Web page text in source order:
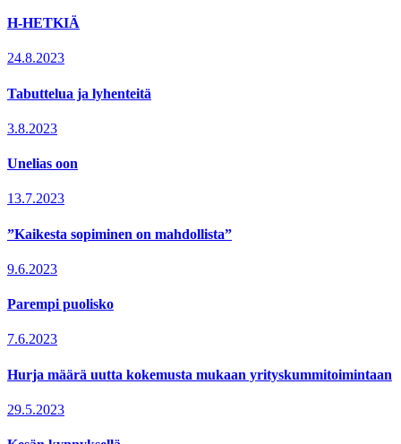
H-HETKIÄ
24.8.2023
Tabuttelua ja lyhenteitä
3.8.2023
Unelias oon
13.7.2023
”Kaikesta sopiminen on mahdollista”
9.6.2023
Parempi puolisko
7.6.2023
Hurja määrä uutta kokemusta mukaan yrityskummitoimintaan
29.5.2023